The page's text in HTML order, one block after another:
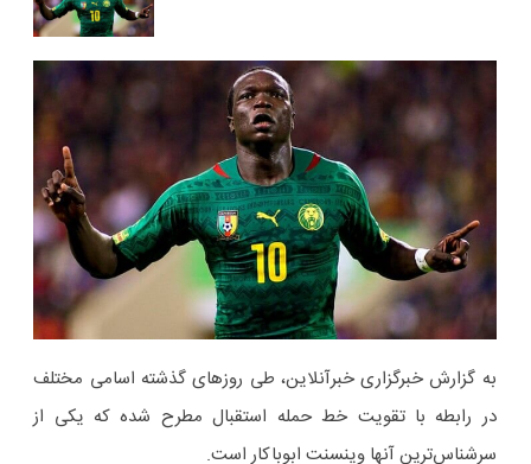
به گزارش خبرگزاری خبرآنلاین، طی روزهای گذشته اسامی مختلف
در رابطه با تقویت خط حمله استقبال مطرح شده که یکی از
سرشناس‌ترین آنها وینسنت ابوباکار است.